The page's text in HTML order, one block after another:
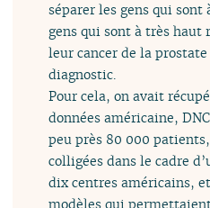
séparer les gens qui sont
gens qui sont à très haut
leur cancer de la
diagnostic.
Pour cela, on avait
données américaine,
peu près 80 000
colligées dans le cadre
dix centres américains,
modèles qui